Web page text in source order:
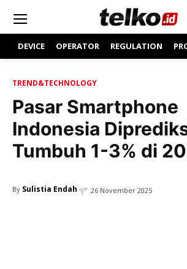
DEVICE OPERATOR REGULATION
TREND&TECHNOLOGY
Pasar Smartphone
Indonesia
Tumbuh 1-3% di
By Sulistia Endah 26 November 2025